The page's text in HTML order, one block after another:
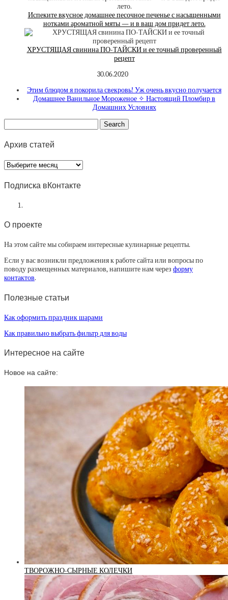
Испеките вкусное домашнее песочное печенье с насыщенными
нотками ароматной мяты — и в ваш дом придет лето.
ХРУСТЯЩАЯ свинина ПО-ТАЙСКИ и ее точный проверенный
рецепт
30.06.2020
Этим блюдом я покорила свекровь! Уж очень вкусно получается
Домашнее Ванильное Мороженое ✧ Настоящий Пломбир в
Домашних Условиях
Архив статей
Архив
статей
Подписка вКонтакте
О проекте
На этом сайте мы собираем интересные кулинарные рецепты.
Если у вас возникли предложения к работе сайта или вопросы по
поводу размещенных материалов, напишите нам через форму
контактов.
Полезные статьи
Как оформить праздник шарами
Как правильно выбрать фильтр для воды
Интересное на сайте
Новое на сайте:
ТВОРОЖНО-СЫРНЫЕ КОЛЕЧКИ